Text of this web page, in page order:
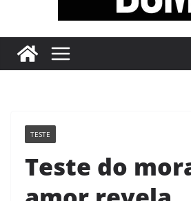
sua
Mente
TESTE
Teste do